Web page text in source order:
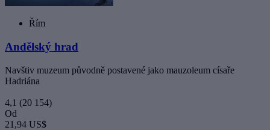
Řím
Andělský hrad
Navštiv muzeum původně postavené jako mauzoleum císaře
Hadriána
4,1 (20 154)
Od
21,94 US$